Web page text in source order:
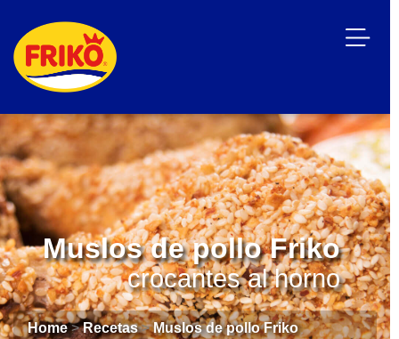
Muslos de pollo Friko
crocantes al horno
Home>Recetas>Muslos de pollo Friko